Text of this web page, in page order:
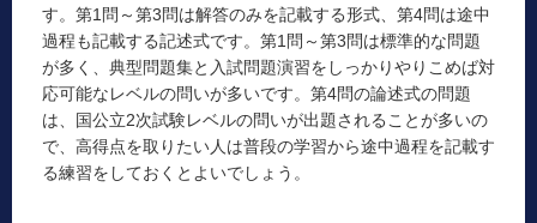
す。第1問～第3問は解答のみを記載する形式、第4問は途中
過程も記載する記述式です。第1問～第3問は標準的な問題
が多く、典型問題集と入試問題演習をしっかりやりこめば対
応可能なレベルの問いが多いです。第4問の論述式の問題
は、国公立2次試験レベルの問いが出題されることが多いの
で、高得点を取りたい人は普段の学習から途中過程を記載す
る練習をしておくとよいでしょう。